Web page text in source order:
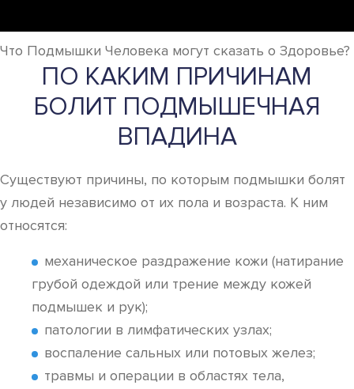
Что Подмышки Человека могут сказать о Здоровье?
ПО КАКИМ ПРИЧИНАМ
БОЛИТ ПОДМЫШЕЧНАЯ
ВПАДИНА
Существуют причины, по которым подмышки болят
у людей независимо от их пола и возраста. К ним
относятся:
механическое раздражение кожи (натирание
грубой одеждой или трение между кожей
подмышек и рук);
патологии в лимфатических узлах;
воспаление сальных или потовых желез;
травмы и операции в областях тела,